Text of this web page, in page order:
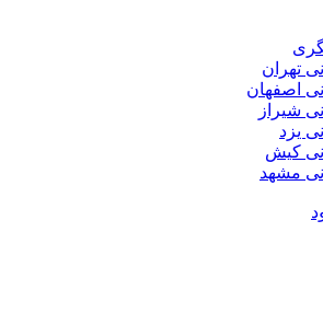
تهران
اصفهان
شیراز
یزد
کیش
مشهد